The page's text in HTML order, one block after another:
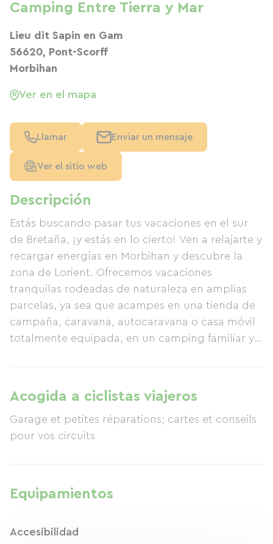
Descripción
Estás buscando pasar tus vacaciones en el sur
de Bretaña, ¡y estás en lo cierto! Ven a relajarte y
recargar energías en Morbihan y descubre la
zona de Lorient. Ofrecemos vacaciones
tranquilas rodeadas de naturaleza en amplias
parcelas, ya sea que acampes en una tienda de
campaña, caravana, autocaravana o casa móvil
totalmente equipada, en un camping familiar y
en nuestro sitio web www.camping-
residentiel.fr): la isla de Groix, con salida desde
Lorient, para un día de inmersión total en la
naturaleza; el pueblo de Poul Fétan, un pueblo
(elaboración de pan y mantequilla, etc.); el
zoológico de Pont-Scorff; el Centro de Vela Eric
descubre el fest-noz o fest-dez con música celta
Acogida a ciclistas viajeros
Garage et petites réparations; cartes et conseils
pour vos circuits
Equipamientos
Accesibilidad
Camping Entre Tierra y Mar
Lieu dit Sapin en Gam
56620, Pont-Scorff
Morbihan
Ver en el mapa
Llamar Enviar un mensaje
Ver el sitio web